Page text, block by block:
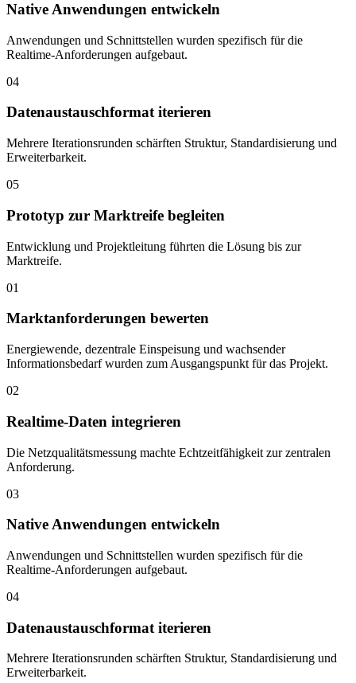
Native Anwendungen entwickeln
Anwendungen und Schnittstellen wurden spezifisch für die
Realtime-Anforderungen aufgebaut.
04
Datenaustauschformat iterieren
Mehrere Iterationsrunden schärften Struktur, Standardisierung und
Erweiterbarkeit.
05
Prototyp zur Marktreife begleiten
Entwicklung und Projektleitung führten die Lösung bis zur
Marktreife.
01
Marktanforderungen bewerten
Energiewende, dezentrale Einspeisung und wachsender
Informationsbedarf wurden zum Ausgangspunkt für das Projekt.
02
Realtime-Daten integrieren
Die Netzqualitätsmessung machte Echtzeitfähigkeit zur zentralen
Anforderung.
03
Native Anwendungen entwickeln
Anwendungen und Schnittstellen wurden spezifisch für die
Realtime-Anforderungen aufgebaut.
04
Datenaustauschformat iterieren
Mehrere Iterationsrunden schärften Struktur, Standardisierung und
Erweiterbarkeit.